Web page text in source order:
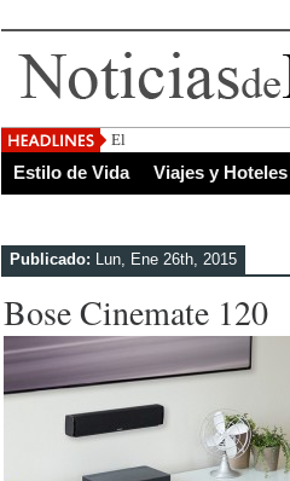
El Salvador, uno de los de
Estilo de Vida Viajes y Hoteles
Publicado: Lun, Ene 26th, 2015
Bose Cinemate 120